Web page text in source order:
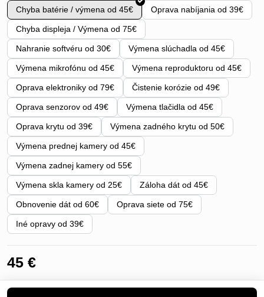
Chyba batérie / výmena od 45€
Oprava nabíjania od 39€
Chyba displeja / Výmena od 75€
Nahranie softvéru od 30€ Výmena slúchadla od 45€
Výmena mikrofónu od 45€ Výmena reproduktoru od 45€
Oprava elektroniky od 79€ Čistenie korózie od 49€
Oprava senzorov od 49€ Výmena tlačidla od 45€
Oprava krytu od 39€ Výmena zadného krytu od 50€
Výmena prednej kamery od 45€
Výmena zadnej kamery od 55€
Výmena skla kamery od 25€ Záloha dát od 45€
Obnovenie dát od 60€ Oprava siete od 75€
Iné opravy od 39€
45 €